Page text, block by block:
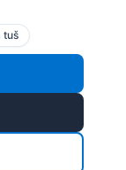
tuš